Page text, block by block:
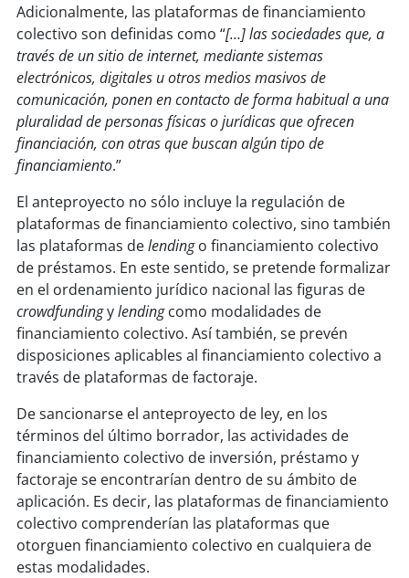
Adicionalmente, las plataformas de financiamiento
colectivo son definidas como “[…] las sociedades que, a
través de un sitio de internet, mediante sistemas
electrónicos, digitales u otros medios masivos de
comunicación, ponen en contacto de forma habitual a una
pluralidad de personas físicas o jurídicas que ofrecen
financiación, con otras que buscan algún tipo de
financiamiento.”
El anteproyecto no sólo incluye la regulación de
plataformas de financiamiento colectivo, sino también
las plataformas delendingo financiamiento colectivo
de préstamos. En este sentido, se pretende formalizar
en el ordenamiento jurídico nacional las figuras de
crowdfundingylendingcomo modalidades de
financiamiento colectivo. Así también, se prevén
disposiciones aplicables al financiamiento colectivo a
través de plataformas de factoraje.
De sancionarse el anteproyecto de ley, en los
términos del último borrador, las actividades de
financiamiento colectivo de inversión, préstamo y
factoraje se encontrarían dentro de su ámbito de
aplicación. Es decir, las plataformas de financiamiento
colectivo comprenderían las plataformas que
otorguen financiamiento colectivo en cualquiera de
estas modalidades.